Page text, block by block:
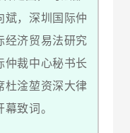
斌，深圳国际仲
经济贸易法研究
仲裁中心秘书长
杜淦堃资深大律
致词。